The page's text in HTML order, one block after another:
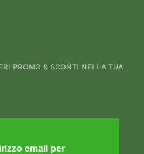
PROMO & SCONTI NELLA TUA
email per